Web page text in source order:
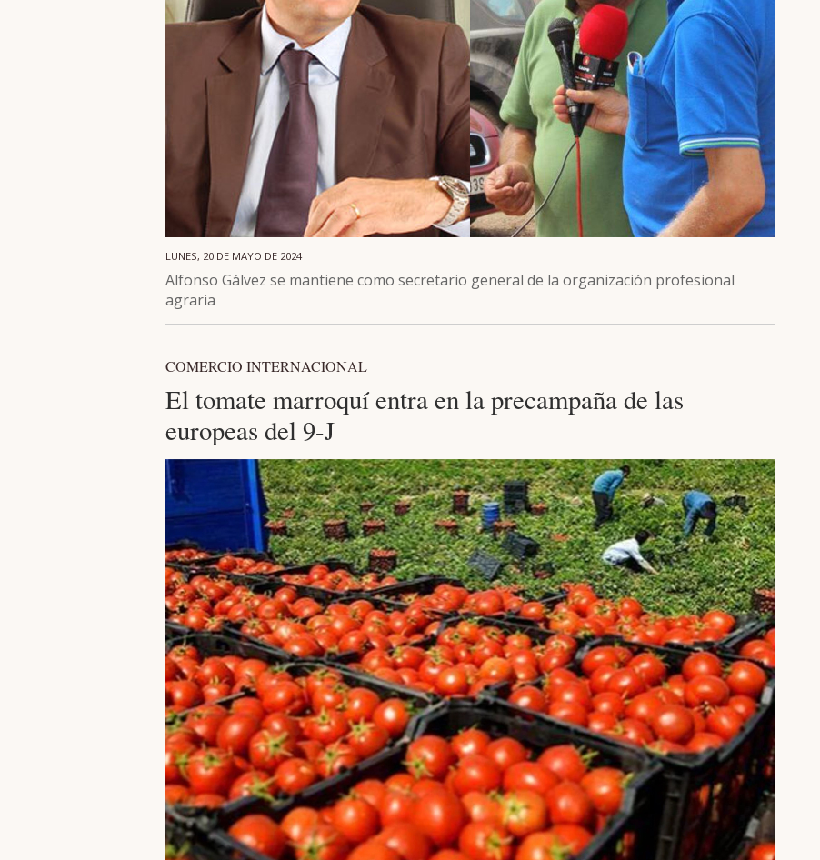
LUNES, 20 DE MAYO DE 2024
Alfonso Gálvez se mantiene como secretario general de la organización profesional
agraria
COMERCIO INTERNACIONAL
El tomate marroquí entra en la precampaña de las
europeas del 9-J